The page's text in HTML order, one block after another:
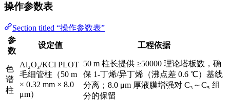
操作参数表
Section titled “操作参数表”
参
数
设定值 工程依据
色
谱
柱
Al₂O₃/KCl PLOT
毛细管柱（50 m
× 0.32 mm × 8.0
μm）
50 m 柱长提供 ≥50000 理论塔板数，确
保 1-丁烯/异丁烯（沸点差 0.6 ℃）基线
分离；8.0 μm 厚液膜增强对 C₃～C₅ 组
分的保留